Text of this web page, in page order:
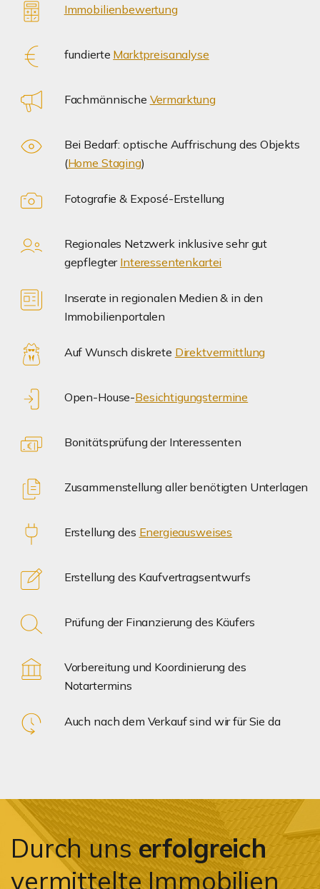
Immobilienbewertung
fundierte Marktpreisanalyse
Fachmännische Vermarktung
Bei Bedarf: optische Auffrischung des Objekts
(Home Staging)
Fotografie & Exposé-Erstellung
Regionales Netzwerk inklusive sehr gut
gepflegter Interessentenkartei
Inserate in regionalen Medien & in den
Immobilienportalen
Auf Wunsch diskrete Direktvermittlung
Open-House-Besichtigungstermine
Bonitätsprüfung der Interessenten
Zusammenstellung aller benötigten Unterlagen
Erstellung des Energieausweises
Erstellung des Kaufvertragsentwurfs
Prüfung der Finanzierung des Käufers
Vorbereitung und Koordinierung des
Notartermins
Auch nach dem Verkauf sind wir für Sie da
Durch unserfolgreich
vermittelte Immobilien